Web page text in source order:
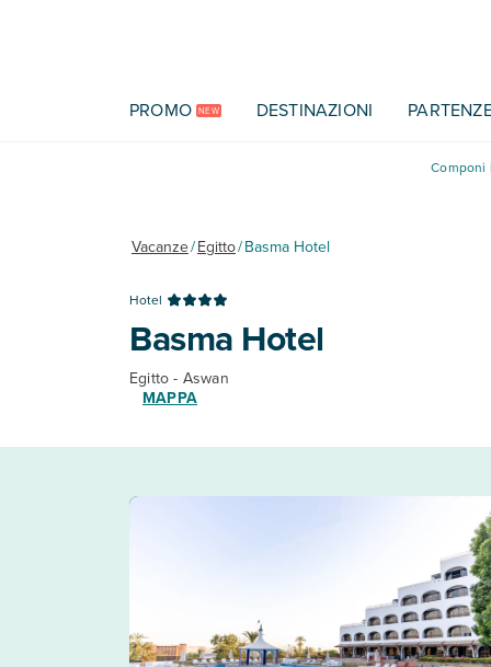
PROMO NEW DESTINAZIONI
Componi
Vacanze/Egitto/Basma Hotel
Hotel
Basma Hotel
Egitto - Aswan
MAPPA